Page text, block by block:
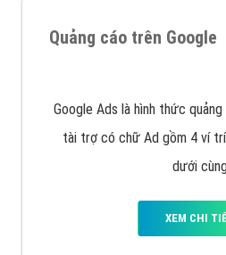
triển Website cho doanh
Hotline: 0964 82 6644
support@vietadsgroup.vn